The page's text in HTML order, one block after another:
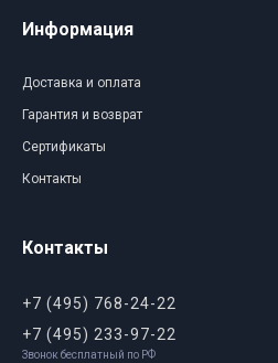
Информация
Доставка и оплата
Гарантия и возврат
Сертификаты
Контакты
Контакты
+7 (495) 768-24-22
+7 (495) 233-97-22
Звонок бесплатный по РФ